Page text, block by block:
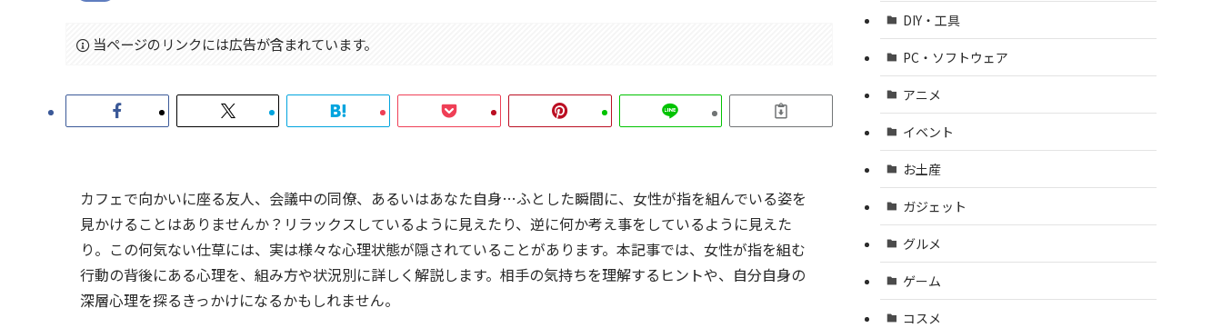
当ページのリンクには広告が含まれています。
カフェで向かいに座る友人、会議中の同僚、あるいはあなた自身…ふとした瞬間に、女性が指を組んでいる姿を
見かけることはありませんか？リラックスしているように見えたり、逆に何か考え事をしているように見えた
り。この何気ない仕草には、実は様々な心理状態が隠されていることがあります。本記事では、女性が指を組む
行動の背後にある心理を、組み方や状況別に詳しく解説します。相手の気持ちを理解するヒントや、自分自身の
深層心理を探るきっかけになるかもしれません。
DIY・工具
PC・ソフトウェア
アニメ
イベント
お土産
ガジェット
グルメ
ゲーム
コスメ